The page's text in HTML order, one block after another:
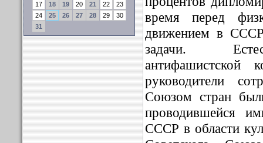
17
18 19 20 21 22
23
24
25 26 27 28 29
30
31
время перед
движением в
задачи.
антифашистской
руководители
Союзом стран
проводившейся
СССР в области